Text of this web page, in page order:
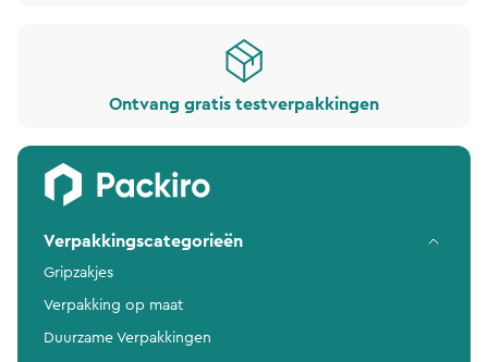
Ontvang gratis testverpakkingen
Verpakkingscategorieën
Gripzakjes
Verpakking op maat
Duurzame Verpakkingen